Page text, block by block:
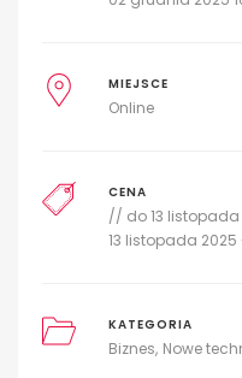
MIEJSCE
Online
CENA
// do 13 listopada
13 listopada 2025
KATEGORIA
Biznes Nowe